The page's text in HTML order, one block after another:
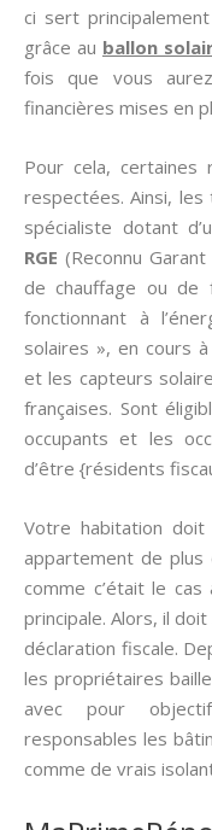
ci sert
grâce au ballon
fois que vous
financières mises en
Pour cela,
respectées. Ainsi,
spécialiste dotant
RGE(Reconnu
de chauffage ou de
fonctionnant à
solaires », en cours
et les capteurs
françaises. Sont
occupants et les
d’être {résidents
Votre habitation doit
appartement de
comme c’était le
principale. Alors, il
déclaration fiscale.
les propriétaires
avec pour
responsables les
comme de vrais